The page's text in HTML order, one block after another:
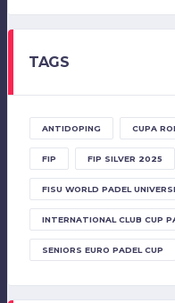
TAGS
ANTIDOPING CUPA
FIP FIP SILVER 2025
FISU WORLD PADEL
INTERNATIONAL CLUB CUP
SENIORS EURO PADEL CUP